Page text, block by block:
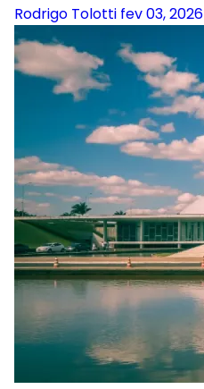
Rodrigo Tolotti fev 03, 2026